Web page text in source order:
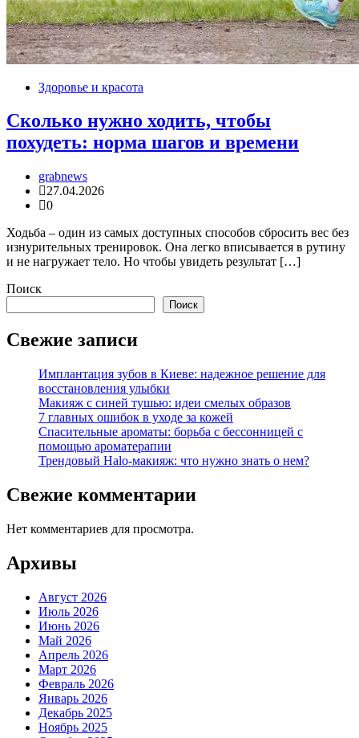
Здоровье и красота
Сколько нужно ходить, чтобы
похудеть: норма шагов и времени
grabnews
27.04.2026
0
Ходьба – один из самых доступных способов сбросить вес без
изнурительных тренировок. Она легко вписывается в рутину
и не нагружает тело. Но чтобы увидеть результат […]
Поиск
Поиск
Свежие записи
Имплантация зубов в Киеве: надежное решение для
восстановления улыбки
Макияж с синей тушью: идеи смелых образов
7 главных ошибок в уходе за кожей
Спасительные ароматы: борьба с бессонницей с
помощью ароматерапии
Трендовый Halo-макияж: что нужно знать о нем?
Свежие комментарии
Нет комментариев для просмотра.
Архивы
Август 2026
Июль 2026
Июнь 2026
Май 2026
Апрель 2026
Март 2026
Февраль 2026
Январь 2026
Декабрь 2025
Ноябрь 2025